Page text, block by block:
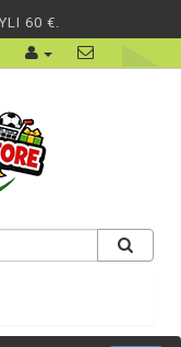
60 €.